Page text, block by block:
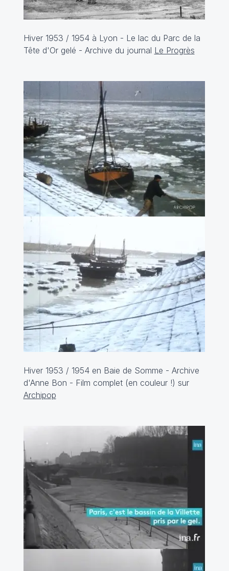
Hiver 1953 / 1954 à Lyon - Le lac du Parc de la
Tête d'Or gelé - Archive du journal Le Progrès
Hiver 1953 / 1954 en Baie de Somme - Archive
d'Anne Bon - Film complet (en couleur !) sur
Archipop